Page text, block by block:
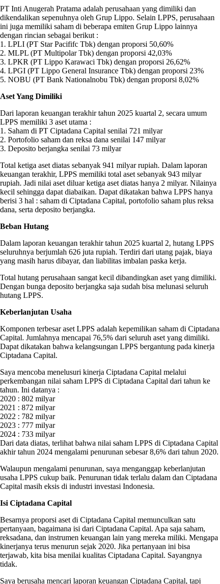
PT Inti Anugerah Pratama adalah perusahaan yang dimiliki dan
dikendalikan sepenuhnya oleh Grup Lippo. Selain LPPS, perusahaan
ini juga memiliki saham di beberapa emiten Grup Lippo lainnya
dengan rincian sebagai berikut :
1. LPLI (PT Star Pacififc Tbk) dengan proporsi 50,60%
2. MLPL (PT Multipolar Tbk) dengan proporsi 42,03%
3. LPKR (PT Lippo Karawaci Tbk) dengan proporsi 26,62%
4. LPGI (PT Lippo General Insurance Tbk) dengan proporsi 23%
5. NOBU (PT Bank Nationalnobu Tbk) dengan proporsi 8,02%
Aset Yang Dimiliki
Dari laporan keuangan terakhir tahun 2025 kuartal 2, secara umum
LPPS memiliki 3 aset utama :
1. Saham di PT Ciptadana Capital senilai 721 milyar
2. Portofolio saham dan reksa dana senilai 147 milyar
3. Deposito berjangka senilai 73 milyar
Total ketiga aset diatas sebanyak 941 milyar rupiah. Dalam laporan
keuangan terakhir, LPPS memiliki total aset sebanyak 943 milyar
rupiah. Jadi nilai aset diluar ketiga aset diatas hanya 2 milyar. Nilainya
kecil sehingga dapat diabaikan. Dapat dikatakan bahwa LPPS hanya
berisi 3 hal : saham di Ciptadana Capital, portofolio saham plus reksa
dana, serta deposito berjangka.
Beban Hutang
Dalam laporan keuangan terakhir tahun 2025 kuartal 2, hutang LPPS
seluruhnya berjumlah 626 juta rupiah. Terdiri dari utang pajak, biaya
yang masih harus dibayar, dan liabilitas imbalan paska kerja.
Total hutang perusahaan sangat kecil dibandingkan aset yang dimiliki.
Dengan bunga deposito berjangka saja sudah bisa melunasi seluruh
hutang LPPS.
Keberlanjutan Usaha
Komponen terbesar aset LPPS adalah kepemilikan saham di Ciptadana
Capital. Jumlahnya mencapai 76,5% dari seluruh aset yang dimiliki.
Dapat dikatakan bahwa kelangsungan LPPS bergantung pada kinerja
Ciptadana Capital.
Saya mencoba menelusuri kinerja Ciptadana Capital melalui
perkembangan nilai saham LPPS di Ciptadana Capital dari tahun ke
tahun. Ini datanya :
2020 : 802 milyar
2021 : 872 milyar
2022 : 782 milyar
2023 : 777 milyar
2024 : 733 milyar
Dari data diatas, terlihat bahwa nilai saham LPPS di Ciptadana Capital
akhir tahun 2024 mengalami penurunan sebesar 8,6% dari tahun 2020.
Walaupun mengalami penurunan, saya menganggap keberlanjutan
usaha LPPS cukup baik. Penurunan tidak terlalu dalam dan Ciptadana
Capital masih eksis di industri investasi Indonesia.
Isi Ciptadana Capital
Besarnya proporsi aset di Ciptadana Capital memunculkan satu
pertanyaan, bagaimana isi dari Ciptadana Capital. Apa saja saham,
reksadana, dan instrumen keuangan lain yang mereka miliki. Mengapa
kinerjanya terus menurun sejak 2020. Jika pertanyaan ini bisa
terjawab, kita bisa menilai kualitas Ciptadana Capital. Sayangnya
tidak.
Saya berusaha mencari laporan keuangan Ciptadana Capital, tapi